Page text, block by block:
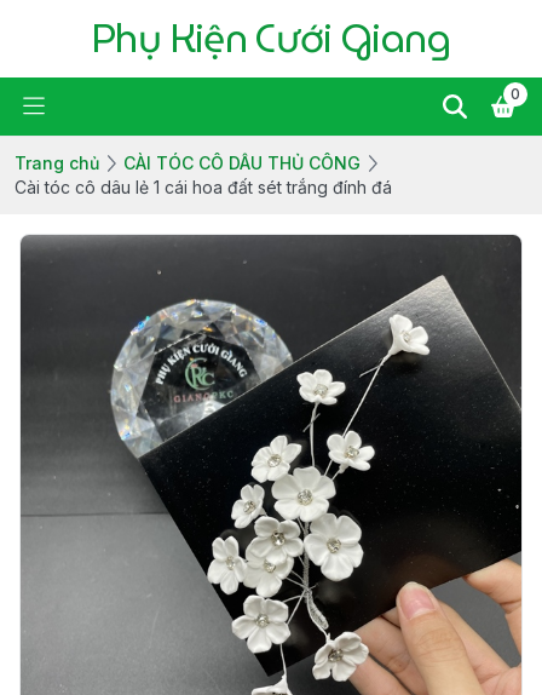
Phụ Kiện Cưới Giang
0
Trang chủ
CÀI TÓC CÔ DÂU THỦ CÔNG
Cài tóc cô dâu lẻ 1 cái hoa đất sét trắng đính đá